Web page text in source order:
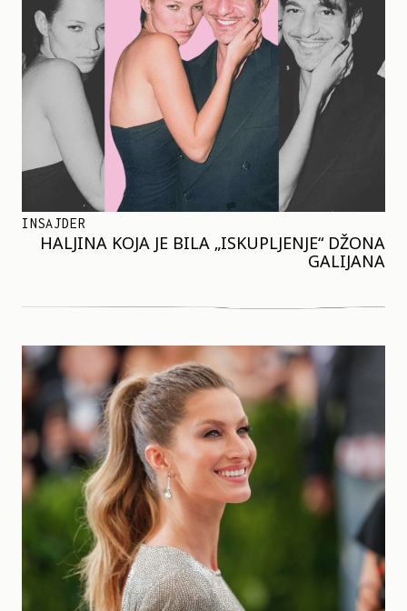
INSAJDER
HALJINA KOJA JE BILA „ISKUPLJENJE“ DŽONA
GALIJANA